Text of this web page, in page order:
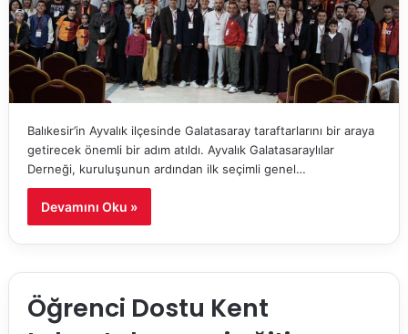
Balıkesir’in Ayvalık ilçesinde Galatasaray taraftarlarını bir araya
getirecek önemli bir adım atıldı. Ayvalık Galatasaraylılar
Derneği, kuruluşunun ardından ilk seçimli genel…
Devamını Oku »
Öğrenci Dostu Kent